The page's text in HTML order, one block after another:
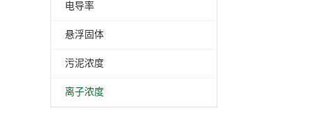
电导率
悬浮固体
污泥浓度
离子浓度